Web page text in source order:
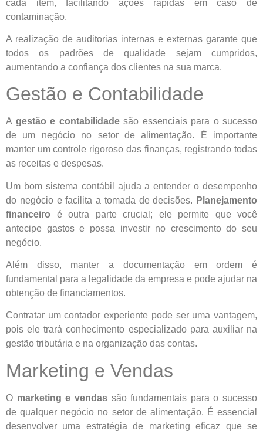
cada item, facilitando ações rápidas em caso de
contaminação.
A realização de auditorias internas e externas garante que
todos os padrões de qualidade sejam cumpridos,
aumentando a confiança dos clientes na sua marca.
Gestão e Contabilidade
A gestão e contabilidadesão essenciais para o sucesso
de um negócio no setor de alimentação. É importante
manter um controle rigoroso das finanças, registrando todas
as receitas e despesas.
Um bom sistema contábil ajuda a entender o desempenho
do negócio e facilita a tomada de decisões. Planejamento
financeiro é outra parte crucial; ele permite que você
antecipe gastos e possa investir no crescimento do seu
negócio.
Além disso, manter a documentação em ordem é
fundamental para a legalidade da empresa e pode ajudar na
obtenção de financiamentos.
Contratar um contador experiente pode ser uma vantagem,
pois ele trará conhecimento especializado para auxiliar na
gestão tributária e na organização das contas.
Marketing e Vendas
O marketing e vendassão fundamentais para o sucesso
de qualquer negócio no setor de alimentação. É essencial
desenvolver uma estratégia de marketing eficaz que se